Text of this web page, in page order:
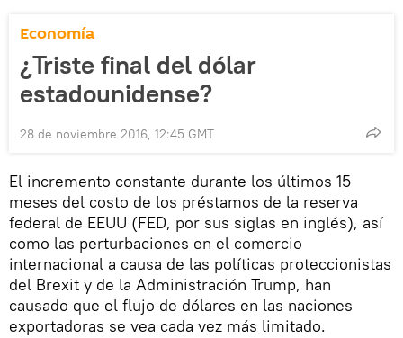
Economía
¿Triste final del dólar
estadounidense?
28 de noviembre 2016, 12:45 GMT
El incremento constante durante los últimos 15
meses del costo de los préstamos de la reserva
federal de EEUU (FED, por sus siglas en inglés), así
como las perturbaciones en el comercio
internacional a causa de las políticas proteccionistas
del Brexit y de la Administración Trump, han
causado que el flujo de dólares en las naciones
exportadoras se vea cada vez más limitado.